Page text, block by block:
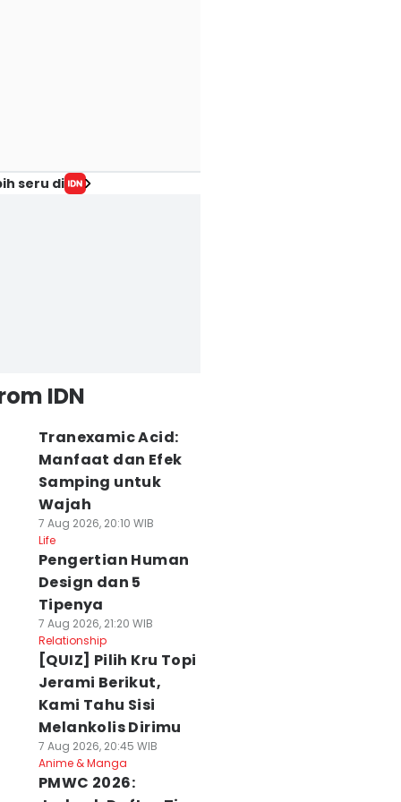
seru di
IDN
Tranexamic Acid:
Manfaat dan Efek
Samping untuk
Wajah
7 Aug 2026, 20:10 WIB
Life
Pengertian Human
Design dan 5
Tipenya
7 Aug 2026, 21:20 WIB
Relationship
[QUIZ] Pilih Kru Topi
Jerami Berikut,
Kami Tahu Sisi
Melankolis Dirimu
7 Aug 2026, 20:45 WIB
Anime & Manga
PMWC 2026: